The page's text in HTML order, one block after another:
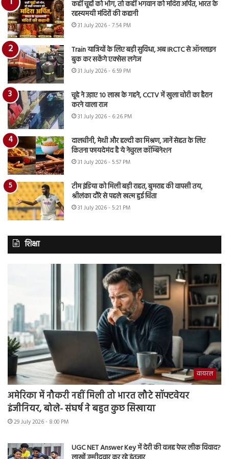
कहीं चूहों को भोग, तो कहीं भगवान को मदिरा अर्पित, भारत के
रहस्यमयी मंदिरों की कहानी
31 July 2026 - 7:54 PM
Train यात्रियों के लिए बड़ी सुविधा, अब IRCTC से ऑनलाइन
बुक कर सकेंगे एक्सेस लगेज
31 July 2026 - 6:59 PM
चूहे ने उड़ाए 10 लाख के गहने, CCTV में खुला चोरी का हैरान
करने वाला राज
31 July 2026 - 6:26 PM
दालचीनी, मेथी और हल्दी का मिश्रण, जानें सेहत के लिए
कितना फायदेमंद है ये नेचुरल कॉम्बिनेशन
31 July 2026 - 5:57 PM
टीम इंडिया को मिली बड़ी राहत, बुमराह की वापसी तय,
श्रीलंका दौरे से पहले खत्म हुई चिंता
31 July 2026 - 5:21 PM
शिक्षा
वायरल
अमेरिका में नौकरी नहीं मिली तो भारत लौटे सॉफ्टवेयर
इंजीनियर, बोले- संघर्ष ने बहुत कुछ सिखाया
29 July 2026 - 8:00 PM
UGC NET Answer Key में देरी की वजह पेपर लीक विवाद?